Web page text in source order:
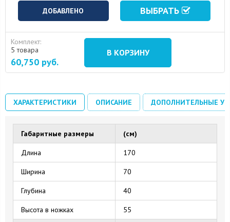
ДОБАВЛЕНО ВЫБРАТЬ
Комплект:
5 товара
60,750 руб.
В КОРЗИНУ
ХАРАКТЕРИСТИКИ ОПИСАНИЕ ДОПОЛНИТЕЛЬНЫЕ
Габаритные размеры (см)
Длина 170
Ширина 70
Глубина 40
Высота в ножках 55